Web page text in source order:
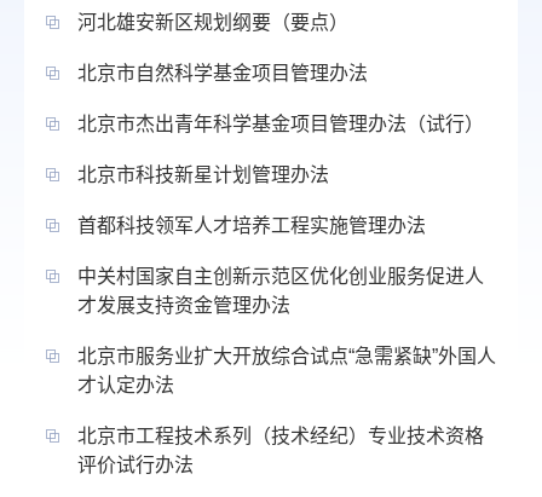
河北雄安新区规划纲要（要点）
北京市自然科学基金项目管理办法
北京市杰出青年科学基金项目管理办法（试行）
北京市科技新星计划管理办法
首都科技领军人才培养工程实施管理办法
中关村国家自主创新示范区优化创业服务促进人
才发展支持资金管理办法
北京市服务业扩大开放综合试点“急需紧缺”外国人
才认定办法
北京市工程技术系列（技术经纪）专业技术资格
评价试行办法